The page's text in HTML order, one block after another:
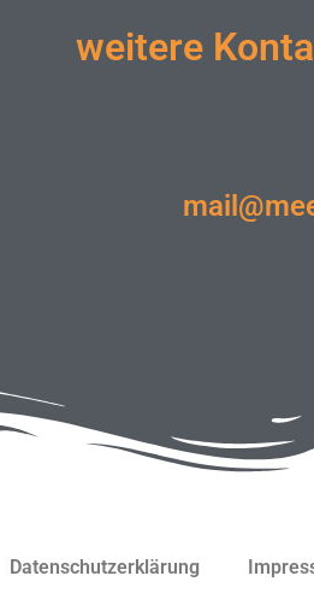
weitere
Datenschutzerklärung